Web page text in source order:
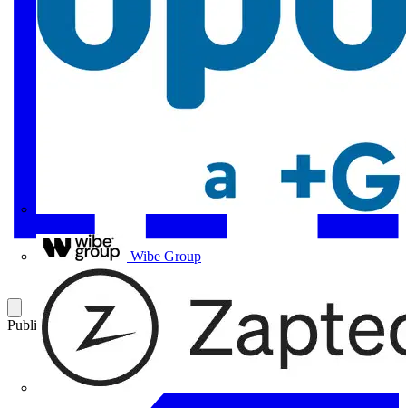
Wibe Group
Publicerad: 10 oktober 2014 Kategori: Video